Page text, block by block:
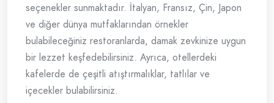
seçenekler sunmaktadır. İtalyan, Fransız, Çin, Japon
ve diğer dünya mutfaklarından örnekler
bulabileceğiniz restoranlarda, damak zevkinize uygun
bir lezzet keşfedebilirsiniz. Ayrıca, otellerdeki
kafelerde de çeşitli atıştırmalıklar, tatlılar ve
içecekler bulabilirsiniz.